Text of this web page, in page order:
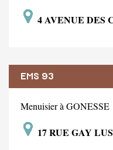
4 AVENUE DES
EMS 93
Menuisier à GONESSE
17 RUE GAY